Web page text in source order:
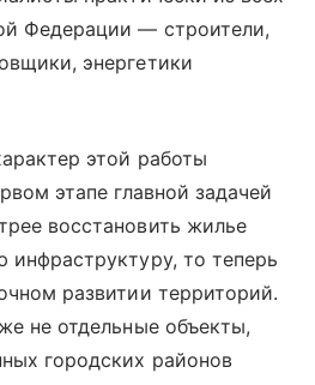
Федерации — строители,
энергетики
этой работы
этапе главной задачей
восстановить жилье
инфраструктуру, то теперь
развитии территорий.
не отдельные объекты,
городских районов